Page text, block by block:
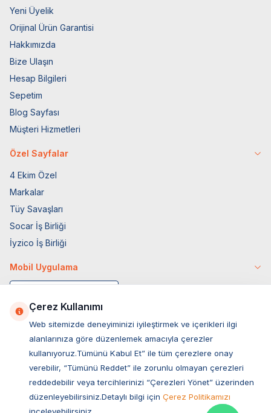
Yeni Üyelik
Orijinal Ürün Garantisi
Hakkımızda
Bize Ulaşın
Hesap Bilgileri
Sepetim
Blog Sayfası
Müşteri Hizmetleri
Özel Sayfalar
4 Ekim Özel
Markalar
Tüy Savaşları
Socar İş Birliği
İyzico İş Birliği
Mobil Uygulama
Müşteri Hizmetleri
Çerez Kullanımı
Web sitemizde deneyiminizi iyileştirmek ve içerikleri ilgi
alanlarınıza göre düzenlemek amacıyla çerezler
kullanıyoruz.Tümünü Kabul Et” ile tüm çerezlere onay
verebilir, “Tümünü Reddet” ile zorunlu olmayan çerezleri
reddedebilir veya tercihlerinizi “Çerezleri Yönet” üzerinden
düzenleyebilirsiniz.Detaylı bilgi için Çerez Politikamızı